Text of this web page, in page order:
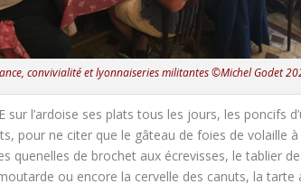
convivialité et lyonnaiseries militantes ©Michel Godet
sur l’ardoise ses plats tous les jours, les poncifs
pour ne citer que le gâteau de foies de volaille
quenelles de brochet aux écrevisses, le tablier
ou encore la cervelle des canuts, la tarte